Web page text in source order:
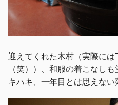
迎えてくれた木村（実際に
（笑））、和服の着こなし
キハキ、一年目とは思えない